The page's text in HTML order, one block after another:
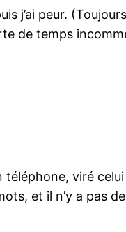
j’ai peur.
de temps
téléphone, viré
et il n’y a pas